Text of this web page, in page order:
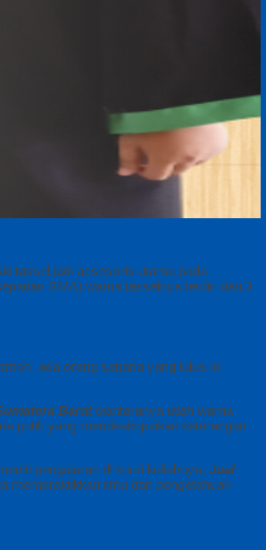
tassel jadi acsesoris utama pada
SMA) warna tasselnya terdiri dari 3
ada orang sarjana yang lulus di
Baratdiantaranya ialah warna
putih yang mendeskripsikan keterangan
pengajaran di kursi kuliahnya, Jual
mempraktikkan ilmu dan pengetahuan